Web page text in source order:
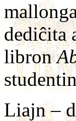
dediĉita
libron
Liajn –